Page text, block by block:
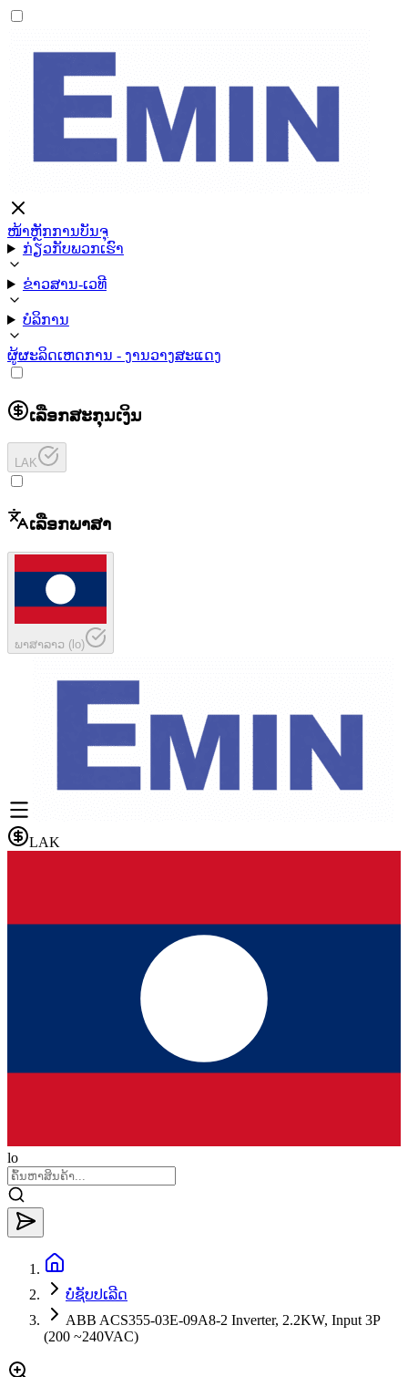
ໜ້າຫຼັກການບັນຈຸ
ກ່ຽວກັບພວກເຮົາ
ຂ່າວສານ-ເວທີ
ບໍລິການ
ຜູ້ຜະລິດເຫດການ - ງານວາງສະແດງ
ເລືອກສະກຸນເງິນ
LAK
ເລືອກພາສາ
ພາສາລາວ (lo)
LAK
lo
ບໍ່ຊັບປເລີດ
ABB ACS355-03E-09A8-2 Inverter, 2.2KW, Input 3P
(200 ~240VAC)